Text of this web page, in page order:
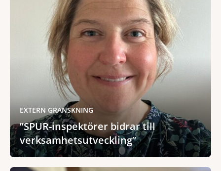
EXTERN GRANSKNING
”SPUR-inspektörer bidrar till
verksamhetsutveckling”